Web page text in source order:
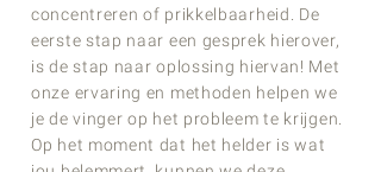
concentreren of prikkelbaarheid. De
eerste stap naar een gesprek hierover,
is de stap naar oplossing hiervan! Met
onze ervaring en methoden helpen we
je de vinger op het probleem te krijgen.
Op het moment dat het helder is wat